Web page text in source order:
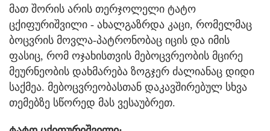
მათ შორის არის თერჯოლელი ტატო
ცქიფურიშვილი - ახალგაზრდა კაცი, რომელმაც
ბოცვრის მოვლა-პატრონობაც იცის და იმის
ფასიც, რომ ოჯახისთვის მებოცვრეობის მცირე
მეურნეობის დახმარება ზოგჯერ ძალიანაც დიდი
საქმეა. მებოცვრეობასთან დაკავშირებულ სხვა
თემებზე სწორედ მას ვესაუბრეთ.